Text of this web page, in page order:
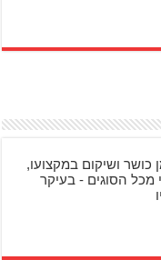
ושיקום במקצועו,
מכל הסוגים - בעיקר